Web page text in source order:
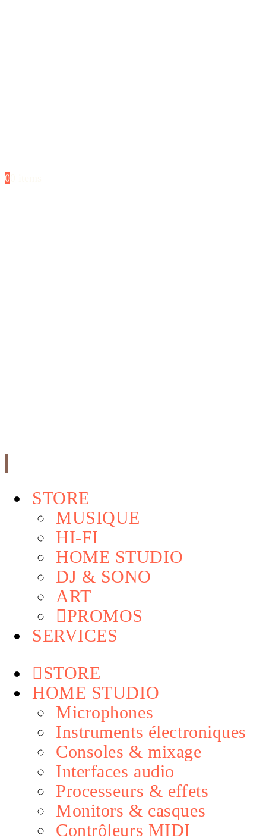
0
STORE
MUSIQUE
HI-FI
HOME STUDIO
DJ & SONO
ART
PROMOS
SERVICES
STORE
HOME STUDIO
Microphones
Instruments électroniques
Consoles & mixage
Interfaces audio
Processeurs & effets
Monitors & casques
Contrôleurs MIDI